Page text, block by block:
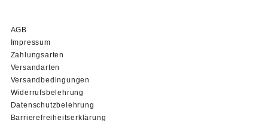
AGB
Impressum
Zahlungsarten
Versandarten
Versandbedingungen
Widerrufsbelehrung
Datenschutzbelehrung
Barrierefreiheitserklärung